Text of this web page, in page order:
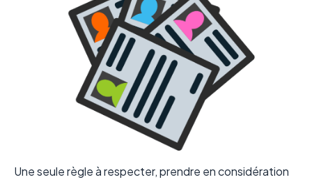
Une seule règle à respecter, prendre en considération